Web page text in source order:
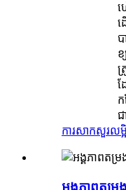
ហ
ដ
ប
ខ្
ត្
ដ
ជ
ការសាកសួរលម្
អង្គភាពតម្រ